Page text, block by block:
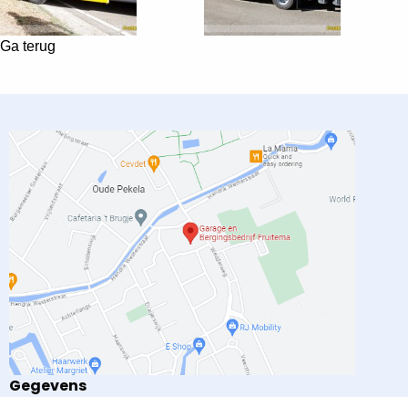
Ga terug
Gegevens